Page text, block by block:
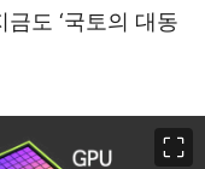
도 ‘국토의 대동